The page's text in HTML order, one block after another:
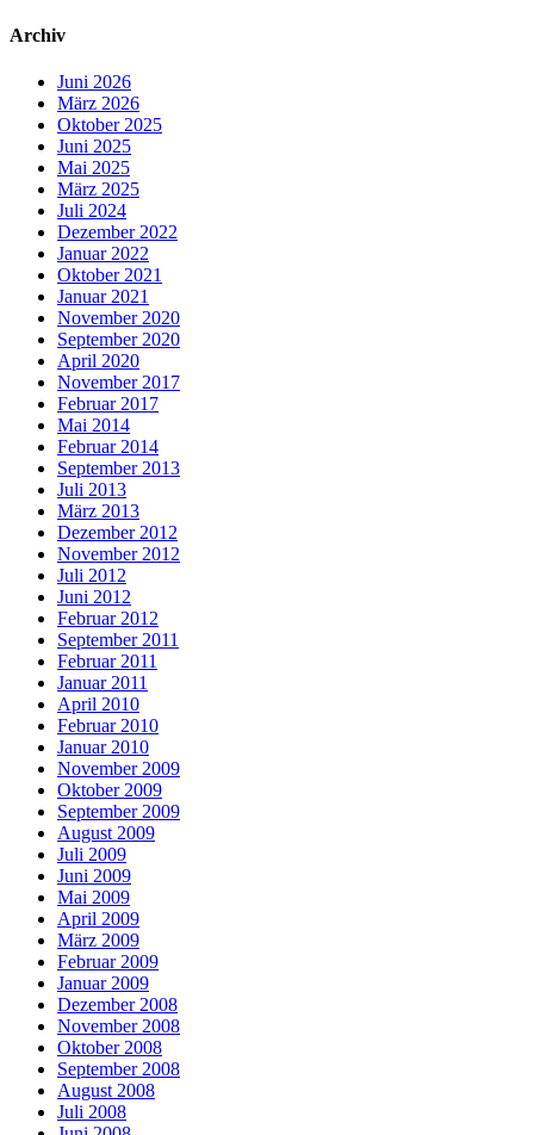
Archiv
Juni 2026
März 2026
Oktober 2025
Juni 2025
Mai 2025
März 2025
Juli 2024
Dezember 2022
Januar 2022
Oktober 2021
Januar 2021
November 2020
September 2020
April 2020
November 2017
Februar 2017
Mai 2014
Februar 2014
September 2013
Juli 2013
März 2013
Dezember 2012
November 2012
Juli 2012
Juni 2012
Februar 2012
September 2011
Februar 2011
Januar 2011
April 2010
Februar 2010
Januar 2010
November 2009
Oktober 2009
September 2009
August 2009
Juli 2009
Juni 2009
Mai 2009
April 2009
März 2009
Februar 2009
Januar 2009
Dezember 2008
November 2008
Oktober 2008
September 2008
August 2008
Juli 2008